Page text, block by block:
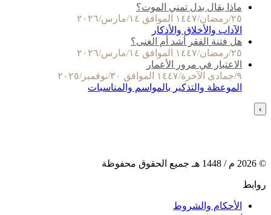
ماذا يقال بدل تمني الموت؟
٢٥/رمضان/١٤٤٧ الموافق ١٤/مارس/٢٠٢٦
الآداب والأخلاق والأذكار
هل فتنة الفقر أشد أم الغنى؟
٢٥/رمضان/١٤٤٧ الموافق ١٤/مارس/٢٠٢٦
الاعتبار في مرور الأعمار
٩/جمادى الآخرة/١٤٤٧ الموافق ٣٠/نوفمبر/٢٠٢٥
الموعظة والتذكير بالمواسم والمناسبات
›
©
2026 م / 1448 هـ جميع الحقوق محفوظة
روابط
الأحكام والشروط